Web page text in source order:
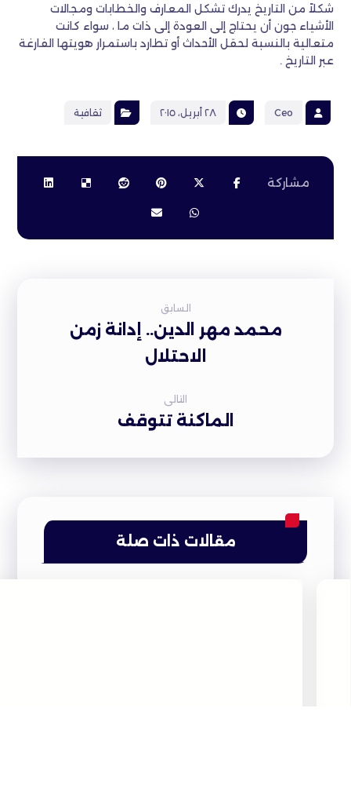
شكلاً من التاريخ يدرك تشكل المعارف والخطابات ومجالات
‏الأشياء جون أن يحتاج إلى العودة إلى ذات ما ، سواء كانت
متعالية بالنسبة لحقل الأحداث أو تطارد باستمرار هويتها الفارغة
عبر ‏التاريخ .‏
Ceo ٢٨ أبريل، ٢٠١٥ ثقافية
السابق
محمد مهر الدين.. إدانة زمن
الاحتلال
التالى
الماكنة تتوقف
مقالات ذات صلة